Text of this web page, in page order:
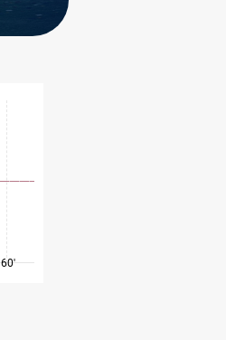
60'